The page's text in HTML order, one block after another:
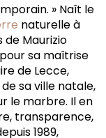
» Naît le
naturelle à
Maurizio
sa maîtrise
de Lecce,
sa ville natale,
le marbre. Il en
transparence,
1989,